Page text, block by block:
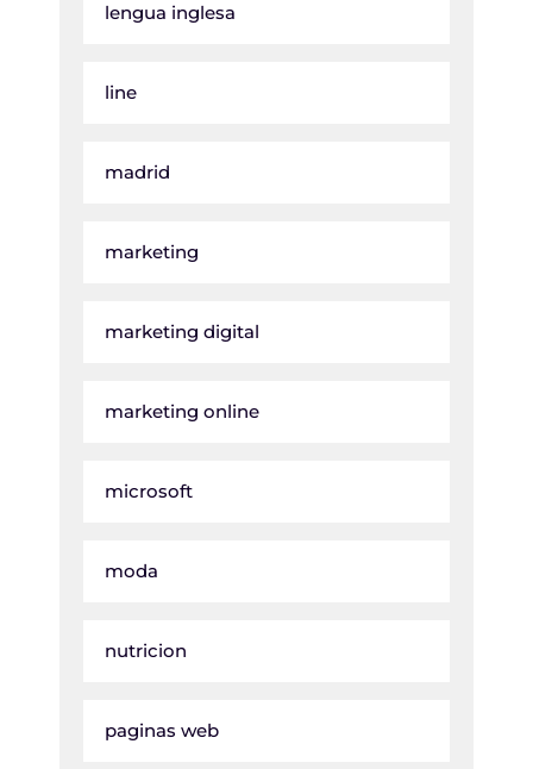
lengua inglesa
line
madrid
marketing
marketing digital
marketing online
microsoft
moda
nutricion
paginas web